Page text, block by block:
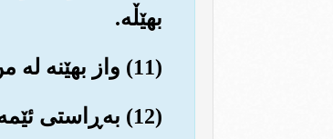
بهێڵه‌.
(11) واز بهێنه له من و له‌و خاوه‌ن نازو نیعمه‌تانه‌ی که ئایینی من به‌درۆ ده‌زانن، تۆ که‌مێك مۆڵه‌تیان بده‌.
(12) به‌ڕاستی ئێمه کۆت و زنجیرو دۆزه‌خمان ئاماده کردووه (بۆ ئه‌و جۆره تاوانبارانه‌).